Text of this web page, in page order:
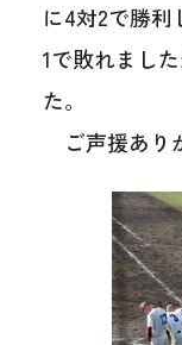
に4対2で勝
1で敗れまし
た。
ご声援あり